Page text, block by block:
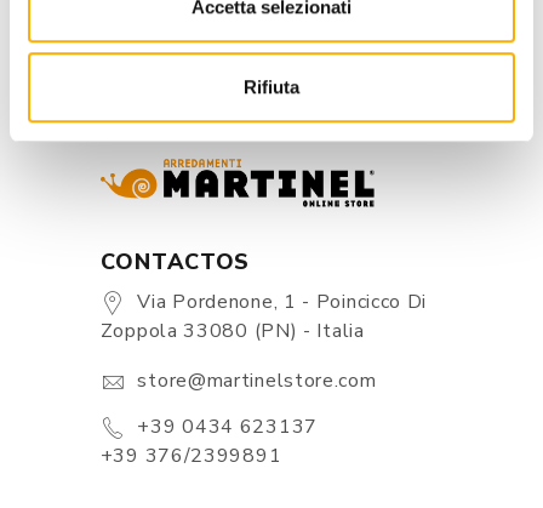
Accetta selezionati
Rifiuta
MEJOR PRECIOS GARANTIZADO
CONTACTOS
Via Pordenone, 1 - Poincicco Di
Zoppola 33080 (PN) - Italia
store@martinelstore.com
+39 0434 623137
+39 376/2399891